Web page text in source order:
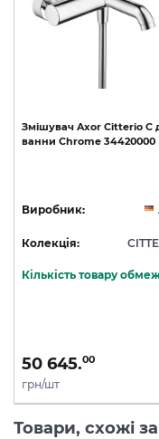
Змішувач Axor Citterio C
ванни Chrome 34420000
Виробник:
Колекція:
Кількість товару
50 645.00
грн/шт
Товари, схожі